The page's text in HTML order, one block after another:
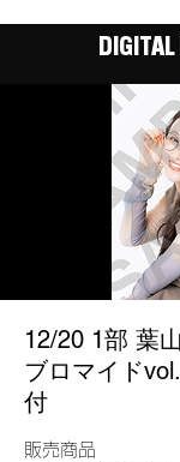
12/20 1部 葉
ブロマイド
付
販売商品